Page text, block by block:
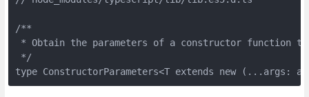
/**
* Obtain the parameters of a constructor function
*/